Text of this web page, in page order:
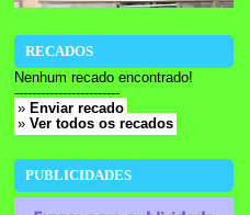
RECADOS
Nenhum recado encontrado!
------------------------
» Enviar recado
» Ver todos os recados
PUBLICIDADES